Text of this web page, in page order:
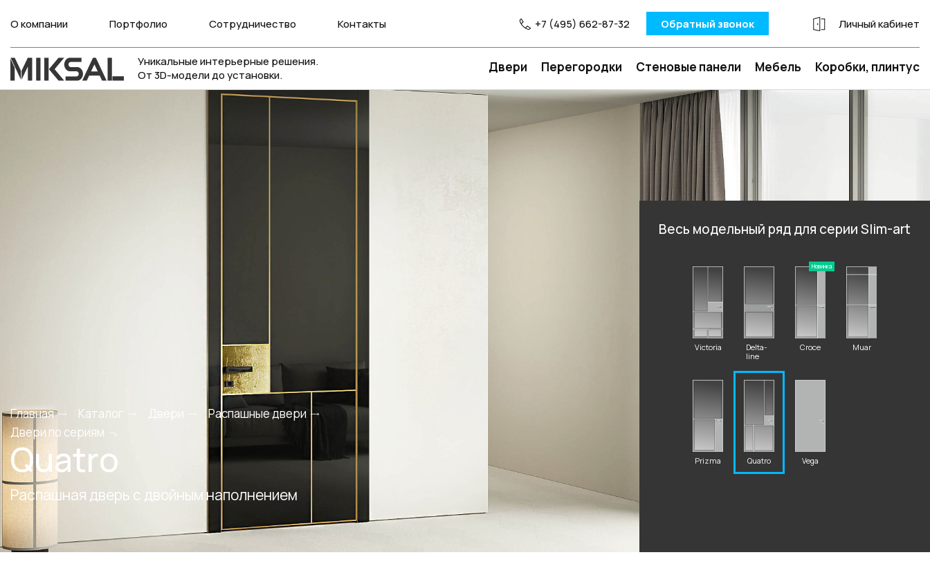
О компании Портфолио Сотрудничество Контакты +7 (495) 662-87-32 Обратный звонок Личный кабинет
Уникальные интерьерные решения.
От 3D-модели до установки.
Двери Перегородки Стеновые панели Мебель Коробки, плинтус
Главная Каталог Двери
Распашные двери
Двери по сериям
Quatro
Распашная дверь с двойным наполнением
Весь модельный ряд для серии Slim-art
Victoria
Delta-
line
Новинка
Croce Muar
Prizma Quatro Vega